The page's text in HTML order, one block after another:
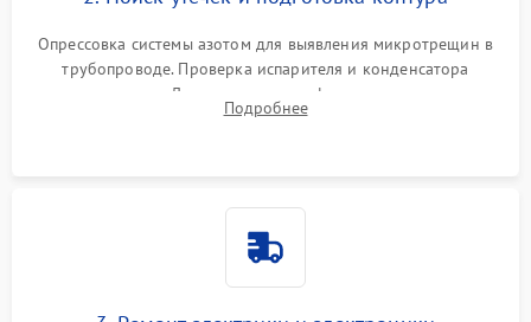
Опрессовка системы азотом для выявления микротрещин в
трубопроводе. Проверка испарителя и конденсатора
течеискателем. Демонтаж старого фильтра-осушителя и
продувка капиллярной трубки для устранения засоров.
Подробнее